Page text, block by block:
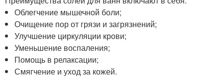
Облегчение мышечной боли;
Очищение пор от грязи и загрязнений;
Улучшение циркуляции крови;
Уменьшение воспаления;
Помощь в релаксации;
Смягчение и уход за кожей.